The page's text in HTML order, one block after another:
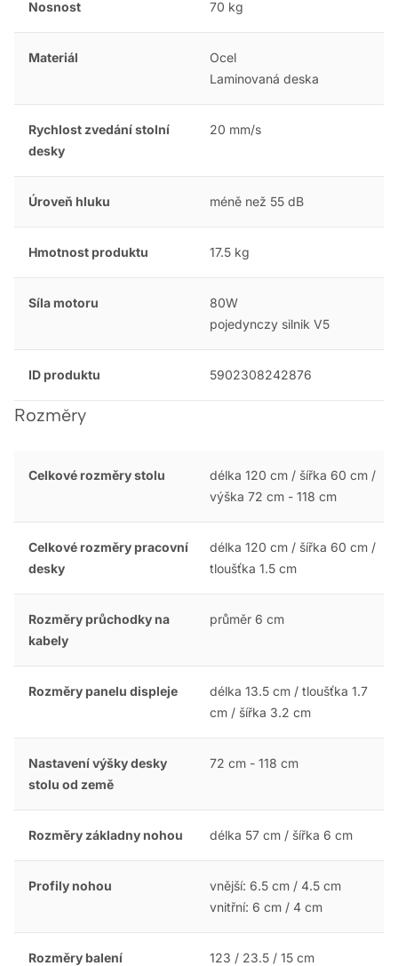
Nosnost 70 kg
Materiál
Ocel
Laminovaná deska
Rychlost zvedání stolní
desky
20 mm/s
Úroveň hluku méně než 55 dB
Hmotnost produktu 17.5 kg
Síla motoru
80W
pojedynczy silnik V5
ID produktu 5902308242876
Rozměry
Celkové rozměry stolu
délka 120 cm / šířka 60 cm /
výška 72 cm - 118 cm
Celkové rozměry pracovní
desky
délka 120 cm / šířka 60 cm /
tloušťka 1.5 cm
Rozměry průchodky na
kabely
průměr 6 cm
Rozměry panelu displeje
délka 13.5 cm / tloušťka 1.7
cm / šířka 3.2 cm
Nastavení výšky desky
stolu od země
72 cm - 118 cm
Rozměry základny nohou délka 57 cm / šířka 6 cm
Profily nohou
vnější: 6.5 cm / 4.5 cm
vnitřní: 6 cm / 4 cm
Rozměry balení 123 / 23.5 / 15 cm